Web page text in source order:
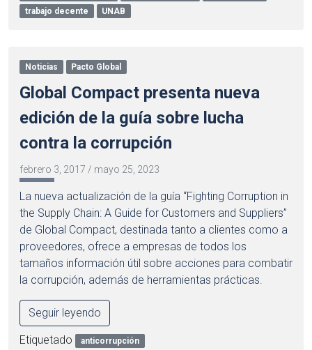
trabajo decente
UNAB
Noticias Pacto Global
Global Compact presenta nueva
edición de la guía sobre lucha
contra la corrupción
febrero 3, 2017 / mayo 25, 2023
La nueva actualización de la guía “Fighting Corruption in
the Supply Chain: A Guide for Customers and Suppliers”
de Global Compact, destinada tanto a clientes como a
proveedores, ofrece a empresas de todos los
tamaños información útil sobre acciones para combatir
la corrupción, además de herramientas prácticas.
Seguir leyendo
Etiquetado
anticorrupción